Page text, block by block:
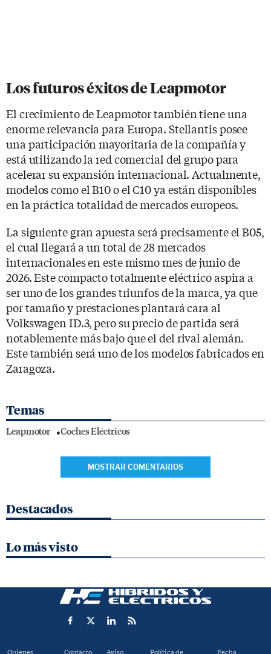
Los futuros éxitos de Leapmotor
El crecimiento de Leapmotor también tiene una
enorme relevancia para Europa. Stellantis posee
una participación mayoritaria de la compañía y
está utilizando la red comercial del grupo para
acelerar su expansión internacional. Actualmente,
modelos como el B10 o el C10 ya están disponibles
en la práctica totalidad de mercados europeos.
La siguiente gran apuesta será precisamente el B05,
el cual llegará a un total de 28 mercados
internacionales en este mismo mes de junio de
2026. Este compacto totalmente eléctrico aspira a
ser uno de los grandes triunfos de la marca, ya que
por tamaño y prestaciones plantará cara al
Volkswagen ID.3, pero su precio de partida será
notablemente más bajo que el del rival alemán.
Este también será uno de los modelos fabricados en
Zaragoza.
Temas
Leapmotor Coches Eléctricos
MOSTRAR COMENTARIOS
Destacados
Lo más visto
Quienes Contacto Aviso Política de Fecha